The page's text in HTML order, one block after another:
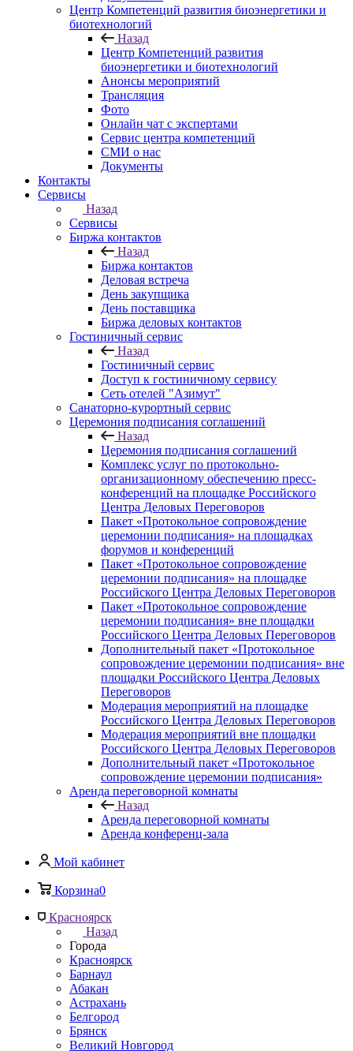
Центр Компетенций развития биоэнергетики и
биотехнологий
Назад
Центр Компетенций развития
биоэнергетики и биотехнологий
Анонсы мероприятий
Трансляция
Фото
Онлайн чат с экспертами
Сервис центра компетенций
СМИ о нас
Документы
Контакты
Сервисы
Назад
Сервисы
Биржа контактов
Назад
Биржа контактов
Деловая встреча
День закупщика
День поставщика
Биржа деловых контактов
Гостиничный сервис
Назад
Гостиничный сервис
Доступ к гостиничному сервису
Сеть отелей "Азимут"
Санаторно-курортный сервис
Церемония подписания соглашений
Назад
Церемония подписания соглашений
Комплекс услуг по протокольно-
организационному обеспечению пресс-
конференций на площадке Российского
Центра Деловых Переговоров
Пакет «Протокольное сопровождение
церемонии подписания» на площадках
форумов и конференций
Пакет «Протокольное сопровождение
церемонии подписания» на площадке
Российского Центра Деловых Переговоров
Пакет «Протокольное сопровождение
церемонии подписания» вне площадки
Российского Центра Деловых Переговоров
Дополнительный пакет «Протокольное
сопровождение церемонии подписания» вне
площадки Российского Центра Деловых
Переговоров
Модерация мероприятий на площадке
Российского Центра Деловых Переговоров
Модерация мероприятий вне площадки
Российского Центра Деловых Переговоров
Дополнительный пакет «Протокольное
сопровождение церемонии подписания»
Аренда переговорной комнаты
Назад
Аренда переговорной комнаты
Аренда конференц-зала
Мой кабинет
Корзина0
Красноярск
Назад
Города
Красноярск
Барнаул
Абакан
Астрахань
Белгород
Брянск
Великий Новгород